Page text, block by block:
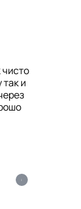
и
i